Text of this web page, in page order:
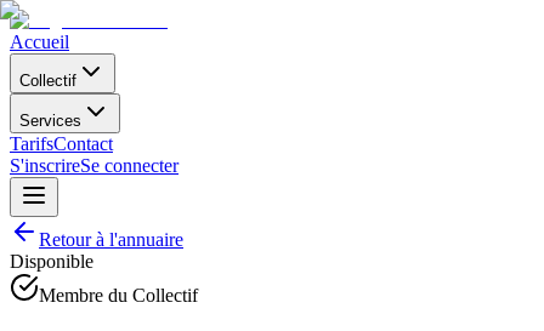
Accueil
Collectif
Services
TarifsContact
S'inscrireSe connecter
Retour à l'annuaire
Disponible
Membre du Collectif